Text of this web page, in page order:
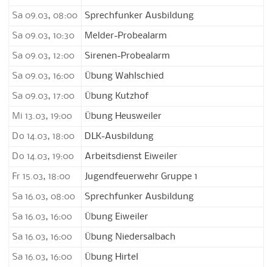
Sa 09.03, 08:00 Sprechfunker Ausbildung
Sa 09.03, 10:30 Melder-Probealarm
Sa 09.03, 12:00 Sirenen-Probealarm
Sa 09.03, 16:00 Übung Wahlschied
Sa 09.03, 17:00 Übung Kutzhof
Mi 13.03, 19:00 Übung Heusweiler
Do 14.03, 18:00 DLK-Ausbildung
Do 14.03, 19:00 Arbeitsdienst Eiweiler
Fr 15.03, 18:00 Jugendfeuerwehr Gruppe 1
Sa 16.03, 08:00 Sprechfunker Ausbildung
Sa 16.03, 16:00 Übung Eiweiler
Sa 16.03, 16:00 Übung Niedersalbach
Sa 16.03, 16:00 Übung Hirtel